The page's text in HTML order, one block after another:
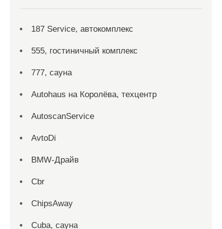
187 Service, автокомплекс
555, гостиничный комплекс
777, сауна
Autohaus на Королёва, техцентр
AutoscanService
AvtoDi
BMW-Драйв
Cbr
ChipsAway
Cuba, сауна